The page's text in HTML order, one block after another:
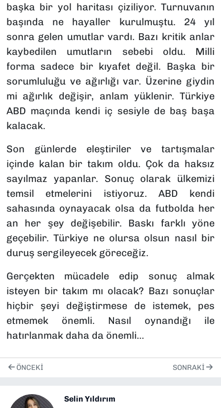
başka bir yol haritası çiziliyor. Turnuvanın
başında ne hayaller kurulmuştu. 24 yıl
sonra gelen umutlar vardı. Bazı kritik anlar
kaybedilen umutların sebebi oldu. Milli
forma sadece bir kıyafet değil. Başka bir
sorumluluğu ve ağırlığı var. Üzerine giydin
mi ağırlık değişir, anlam yüklenir. Türkiye
ABD maçında kendi iç sesiyle de baş başa
kalacak.
Son günlerde eleştiriler ve tartışmalar
içinde kalan bir takım oldu. Çok da haksız
sayılmaz yapanlar. Sonuç olarak ülkemizi
temsil etmelerini istiyoruz. ABD kendi
sahasında oynayacak olsa da futbolda her
an her şey değişebilir. Baskı farklı yöne
geçebilir. Türkiye ne olursa olsun nasıl bir
duruş sergileyecek göreceğiz.
Gerçekten mücadele edip sonuç almak
isteyen bir takım mı olacak? Bazı sonuçlar
hiçbir şeyi değiştirmese de istemek, pes
etmemek önemli. Nasıl oynandığı ile
hatırlanmak daha da önemli…
ÖNCEKI SONRAKI
Selin Yıldırım
YEREL YÖNETİMLER